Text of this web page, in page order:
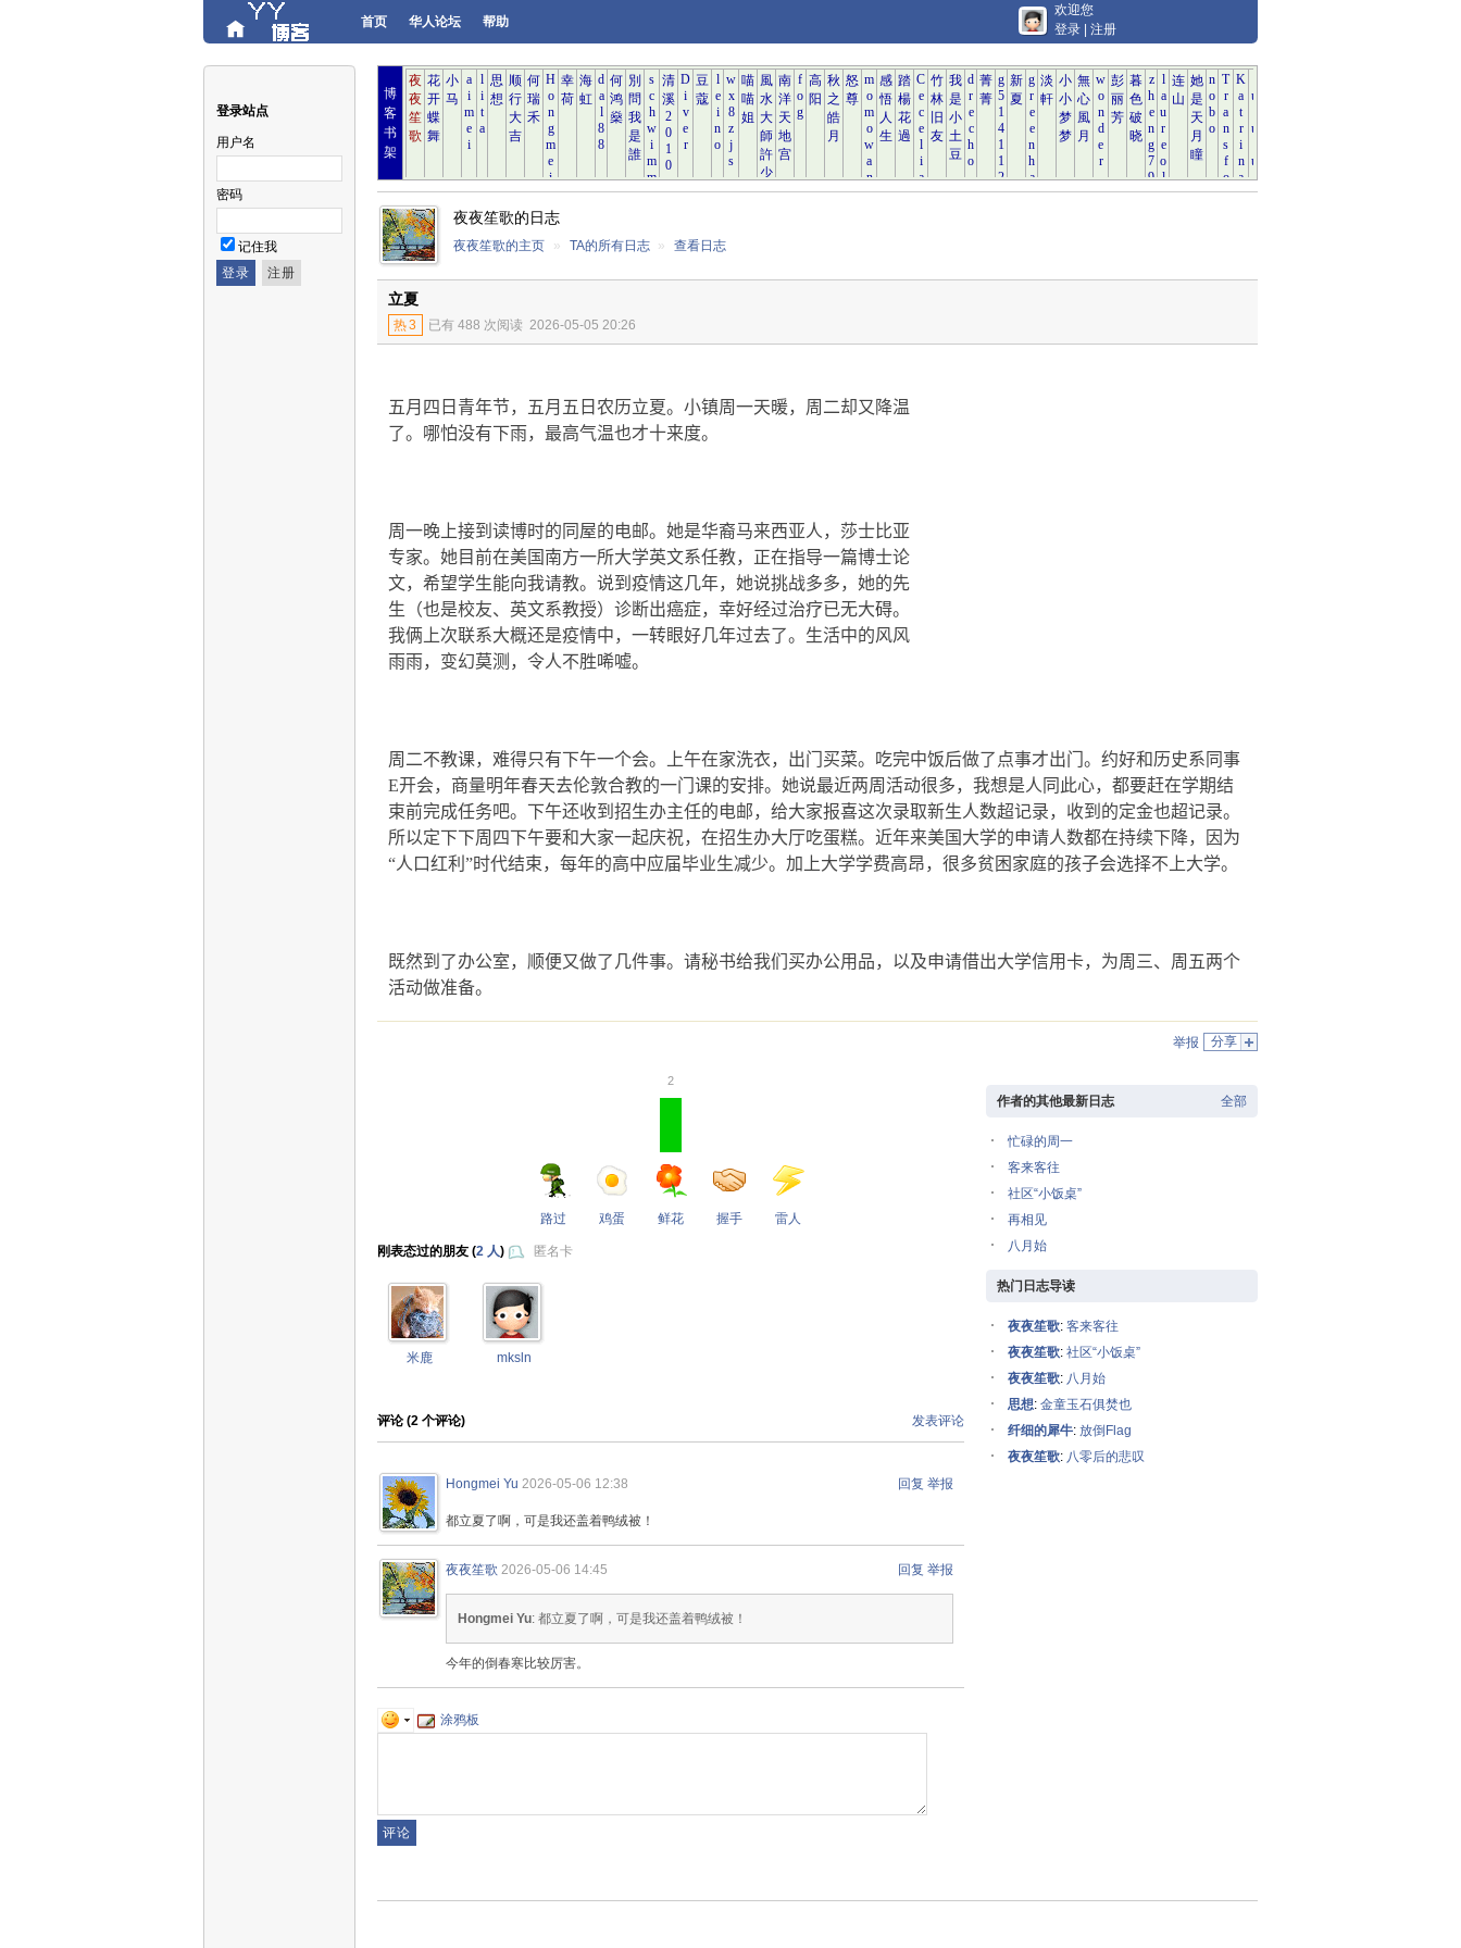
首页 华人论坛 帮助
欢迎您
登录
注册
登录站点
用户名
密码
记住我
博
客
书
架
夜夜笙歌的日志
夜夜笙歌的主页 » TA的所有日志 » 查看日志
立夏
热3 已有 488 次阅读 2026-05-05 20:26
五月四日青年节，五月五日农历立夏。小镇周一天暖，周二却又降温
了。哪怕没有下雨，最高气温也才十来度。
周一晚上接到读博时的同屋的电邮。她是华裔马来西亚人，莎士比亚
专家。她目前在美国南方一所大学英文系任教，正在指导一篇博士论
文，希望学生能向我请教。说到疫情这几年，她说挑战多多，她的先
生（也是校友、英文系教授）诊断出癌症，幸好经过治疗已无大碍。
我俩上次联系大概还是疫情中，一转眼好几年过去了。生活中的风风
雨雨，变幻莫测，令人不胜唏嘘。
周二不教课，难得只有下午一个会。上午在家洗衣，出门买菜。吃完中饭后做了点事才出门。约好和历史系同事
E开会，商量明年春天去伦敦合教的一门课的安排。她说最近两周活动很多，我想是人同此心，都要赶在学期结
束前完成任务吧。下午还收到招生办主任的电邮，给大家报喜这次录取新生人数超记录，收到的定金也超记录。
所以定下下周四下午要和大家一起庆祝，在招生办大厅吃蛋糕。近年来美国大学的申请人数都在持续下降，因为
“人口红利”时代结束，每年的高中应届毕业生减少。加上大学学费高昂，很多贫困家庭的孩子会选择不上大学。
既然到了办公室，顺便又做了几件事。请秘书给我们买办公用品，以及申请借出大学信用卡，为周三、周五两个
活动做准备。
分享
举报
路过 鸡蛋
2
鲜花 握手 雷人
刚表态过的朋友 (2 人) 匿名卡
米鹿 mksln
发表评论
评论 (2 个评论)
回复 举报
Hongmei Yu 2026-05-06 12:38
都立夏了啊，可是我还盖着鸭绒被！
回复 举报
夜夜笙歌 2026-05-06 14:45
Hongmei Yu: 都立夏了啊，可是我还盖着鸭绒被！
今年的倒春寒比较厉害。
涂鸦板
全部
作者的其他最新日志
忙碌的周一
客来客往
社区“小饭桌”
再相见
八月始
热门日志导读
夜夜笙歌: 客来客往
夜夜笙歌: 社区“小饭桌”
夜夜笙歌: 八月始
思想: 金童玉石俱焚也
纤细的犀牛: 放倒Flag
夜夜笙歌: 八零后的悲叹